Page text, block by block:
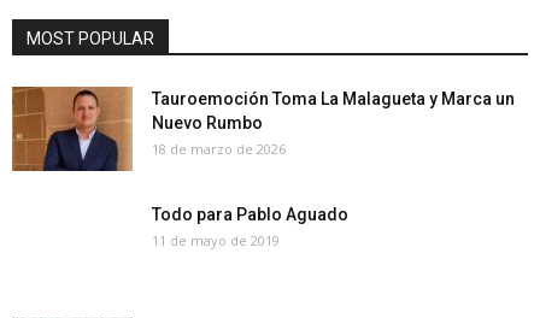
MOST POPULAR
Tauroemoción Toma La Malagueta y Marca un
Nuevo Rumbo
18 de marzo de 2026
Todo para Pablo Aguado
11 de mayo de 2019